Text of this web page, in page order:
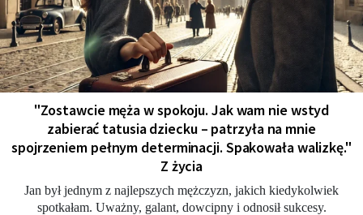
"Zostawcie męża w spokoju. Jak wam nie wstyd
zabierać tatusia dziecku – patrzyła na mnie
spojrzeniem pełnym determinacji. Spakowała walizkę."
Z życia
Jan był jednym z najlepszych mężczyzn, jakich kiedykolwiek
spotkałam. Uważny, galant, dowcipny i odnosił sukcesy.